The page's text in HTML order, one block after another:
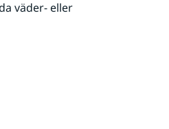
väder- eller